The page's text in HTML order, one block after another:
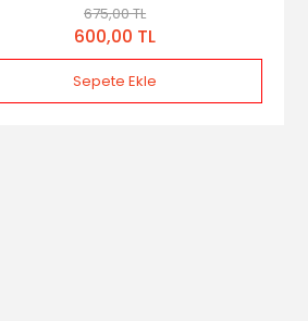
675,00 TL
600,00 TL
Sepete Ekle